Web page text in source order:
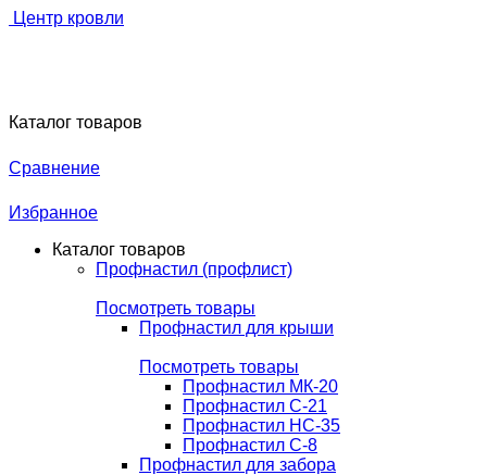
Центр кровли
Каталог товаров
Сравнение
Избранное
Каталог товаров
Профнастил (профлист)
Посмотреть товары
Профнастил для крыши
Посмотреть товары
Профнастил МК-20
Профнастил С-21
Профнастил НС-35
Профнастил С-8
Профнастил для забора